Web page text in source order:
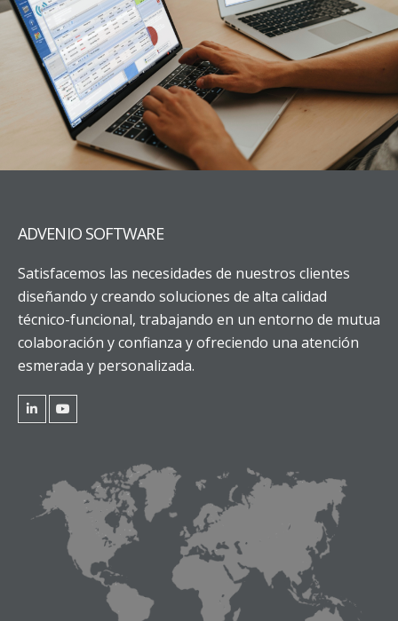
ADVENIO SOFTWARE
Satisfacemos las necesidades de nuestros clientes
diseñando y creando soluciones de alta calidad
técnico-funcional, trabajando en un entorno de mutua
colaboración y confianza y ofreciendo una atención
esmerada y personalizada.